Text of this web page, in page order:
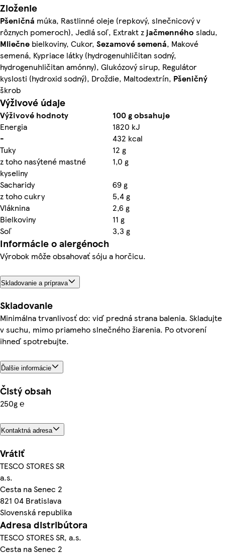
Zloženie
Pšeničná múka, Rastlinné oleje (repkový, slnečnicový v
rôznych pomeroch), Jedlá soľ, Extrakt z jačmenného sladu,
Mliečne bielkoviny, Cukor, Sezamové semená, Makové
semená, Kypriace látky (hydrogenuhličitan sodný,
hydrogenuhličitan amónny), Glukózový sirup, Regulátor
kyslosti (hydroxid sodný), Droždie, Maltodextrín, Pšeničný
škrob
Výživové údaje
Výživové hodnoty
100 g obsahuje
Energia
1820 kJ
-
432 kcal
Tuky
12 g
z toho nasýtené mastné
kyseliny
1,0 g
Sacharidy
69 g
z toho cukry
5,4 g
Vláknina
2,6 g
Bielkoviny
11 g
Soľ
3,3 g
Informácie o alergénoch
Výrobok môže obsahovať sóju a horčicu.
Skladovanie a príprava
Skladovanie
Minimálna trvanlivosť do: viď predná strana balenia. Skladujte
v suchu, mimo priameho slnečného žiarenia. Po otvorení
ihneď spotrebujte.
Ďalšie informácie
Čistý obsah
250g ℮
Kontaktná adresa
Vrátiť
TESCO STORES SR
a.s.
Cesta na Senec 2
821 04 Bratislava
Slovenská republika
Adresa distribútora
TESCO STORES SR, a.s.
Cesta na Senec 2